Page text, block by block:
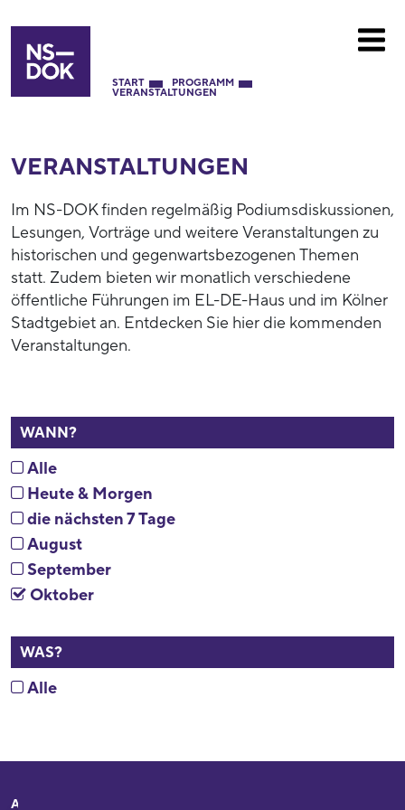
START PROGRAMM
VERANSTALTUNGEN
VERANSTALTUNGEN
Im NS-DOK finden regelmäßig Podiumsdiskussionen,
Lesungen, Vorträge und weitere Veranstaltungen zu
historischen und gegenwartsbezogenen Themen
statt. Zudem bieten wir monatlich verschiedene
öffentliche Führungen im EL-DE-Haus und im Kölner
Stadtgebiet an. Entdecken Sie hier die kommenden
Veranstaltungen.
WANN?
Alle
Heute & Morgen
die nächsten 7 Tage
August
September
Oktober
WAS?
Alle
Adresse